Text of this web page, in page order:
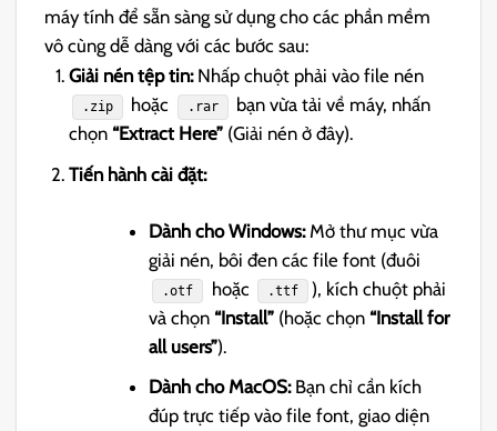
máy tính để sẵn sàng sử dụng cho các phần mềm
vô cùng dễ dàng với các bước sau:
Giải nén tệp tin:Nhấp chuột phải vào file nén
.zip hoặc .rar
bạn vừa tải về máy, nhấn
chọn “Extract Here” (Giải nén ở đây).
Tiến hành cài đặt:
Dành cho Windows:Mở thư mục vừa
giải nén, bôi đen các file font (đuôi
.otf hoặc .ttf
), kích chuột phải
và chọn “Install” (hoặc chọn “Install for
all users”).
Dành cho MacOS:Bạn chỉ cần kích
đúp trực tiếp vào file font, giao diện